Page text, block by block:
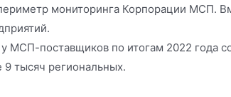
мониторинга Корпорации
МСП-поставщиков по итогам 2022
9 тысяч региональных.